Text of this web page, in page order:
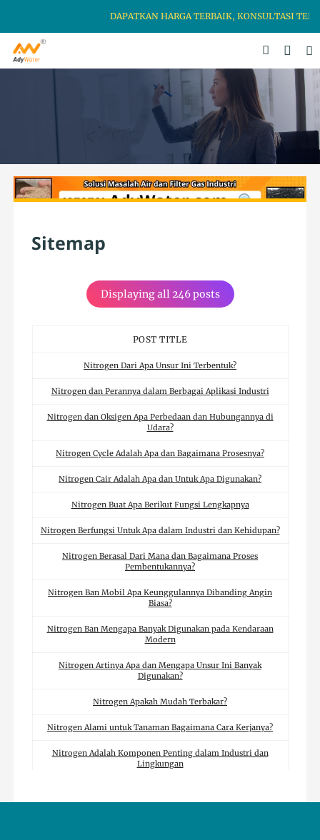
DAPATKAN HARGA TERBAIK, KONSULTASI
Sitemap
Displaying all 246 posts
POST TITLE
Nitrogen Dari Apa Unsur Ini Terbentuk?
Nitrogen dan Perannya dalam Berbagai Aplikasi Industri
Nitrogen dan Oksigen Apa Perbedaan dan Hubungannya di
Udara?
Nitrogen Cycle Adalah Apa dan Bagaimana Prosesnya?
Nitrogen Cair Adalah Apa dan Untuk Apa Digunakan?
Nitrogen Buat Apa Berikut Fungsi Lengkapnya
Nitrogen Berfungsi Untuk Apa dalam Industri dan Kehidupan?
Nitrogen Berasal Dari Mana dan Bagaimana Proses
Pembentukannya?
Nitrogen Ban Mobil Apa Keunggulannya Dibanding Angin
Biasa?
Nitrogen Ban Mengapa Banyak Digunakan pada Kendaraan
Modern
Nitrogen Artinya Apa dan Mengapa Unsur Ini Banyak
Digunakan?
Nitrogen Apakah Mudah Terbakar?
Nitrogen Alami untuk Tanaman Bagaimana Cara Kerjanya?
Nitrogen Adalah Komponen Penting dalam Industri dan
Lingkungan